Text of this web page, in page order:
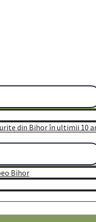
din Bihor în ultimii 10 ani
Bihor